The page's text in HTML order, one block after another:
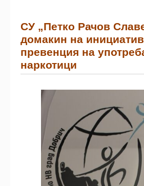
СУ „Петко Рачов
домакин на
превенция на
наркотици